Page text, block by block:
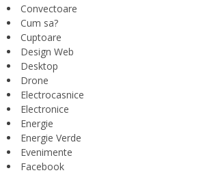
Convectoare
Cum sa?
Cuptoare
Design Web
Desktop
Drone
Electrocasnice
Electronice
Energie
Energie Verde
Evenimente
Facebook